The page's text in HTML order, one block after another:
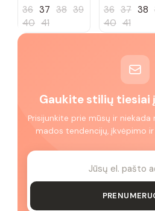
36 37 38 39
40 41
36 37 38
40 41
Gaukite stilių tiesiai
Prisijunkite prie mūsų ir niekada
mados tendencijų, įkvėpimo